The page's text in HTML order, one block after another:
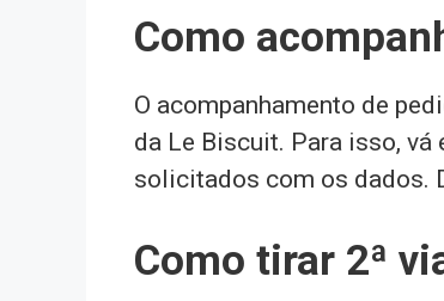
Como
O acompanhamento de
da Le Biscuit. Para isso, vá
solicitados com os dados.
Como tirar 2ª